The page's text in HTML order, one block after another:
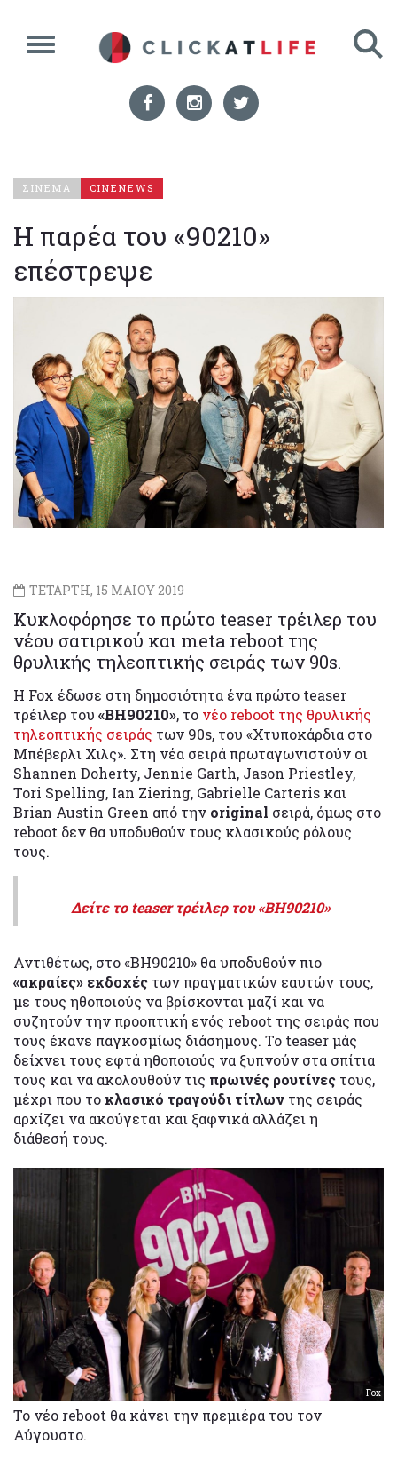
ΣΙΝΕΜΑ CINENEWS
Η παρέα του «90210»
επέστρεψε
ΤΕΤΑΡΤΗ, 15 ΜΑΙΟΥ 2019
Κυκλοφόρησε το πρώτο teaser τρέιλερ του
νέου σατιρικού και meta reboot της
θρυλικής τηλεοπτικής σειράς των 90s.
Η Fox έδωσε στη δημοσιότητα ένα πρώτο teaser
τρέιλερ του «BH90210», το νέο reboot της θρυλικής
τηλεοπτικής σειράς των 90s, του «Χτυποκάρδια στο
Μπέβερλι Χιλς». Στη νέα σειρά πρωταγωνιστούν οι
Shannen Doherty, Jennie Garth, Jason Priestley,
Tori Spelling, Ian Ziering, Gabrielle Carteris και
Brian Austin Green από την original σειρά, όμως στο
reboot δεν θα υποδυθούν τους κλασικούς ρόλους
τους.
Δείτε το teaser τρέιλερ του «BH90210»
Αντιθέτως, στο «BH90210» θα υποδυθούν πιο
«ακραίες» εκδοχές των πραγματικών εαυτών τους,
με τους ηθοποιούς να βρίσκονται μαζί και να
συζητούν την προοπτική ενός reboot της σειράς που
τους έκανε παγκοσμίως διάσημους. Το teaser μάς
δείχνει τους εφτά ηθοποιούς να ξυπνούν στα σπίτια
τους και να ακολουθούν τις πρωινές ρουτίνες τους,
μέχρι που το κλασικό τραγούδι τίτλων της σειράς
αρχίζει να ακούγεται και ξαφνικά αλλάζει η
διάθεσή τους.
Fox
Το νέο reboot θα κάνει την πρεμιέρα του τον
Αύγουστο.